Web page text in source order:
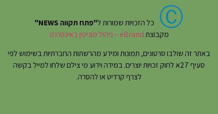
Ⓒ כל הזכויות שמורות ל"פתח תקווה NEWS"
מקבוצתeBrand – ניהול מוניטין באינטרנט
באתר זה שולבו סרטונים, תמונות ומידע מהרשתות החברתיות בשימוש לפי
סעיף 27א לחוק זכויות יוצרים. במידה וידוע מי צילם שלחו למייל בקשה
לצרף קרדיט או להסרה.